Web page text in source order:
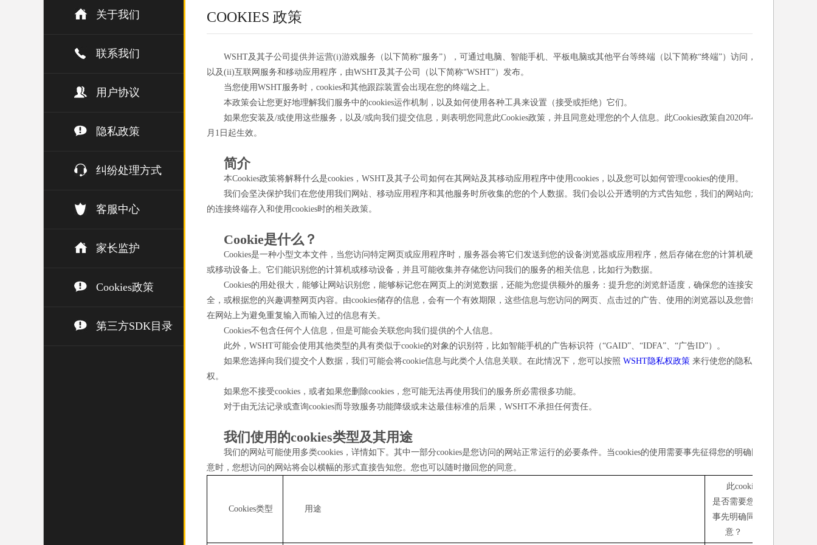
关于我们
联系我们
用户协议
隐私政策
纠纷处理方式
客服中心
家长监护
Cookies政策
第三方SDK目录
COOKIES 政策
WSHT及其子公司提供并运营(i)游戏服务（以下简称“服务”），可通过电脑、智能手机、平板电脑或其他平台等终端（以下简称“终端”）访问，
以及(ii)互联网服务和移动应用程序，由WSHT及其子公司（以下简称“WSHT”）发布。
当您使用WSHT服务时，cookies和其他跟踪装置会出现在您的终端之上。
本政策会让您更好地理解我们服务中的cookies运作机制，以及如何使用各种工具来设置（接受或拒绝）它们。
如果您安装及/或使用这些服务，以及/或向我们提交信息，则表明您同意此Cookies政策，并且同意处理您的个人信息。此Cookies政策自2020年4
月1日起生效。
简介
本Cookies政策将解释什么是cookies，WSHT及其子公司如何在其网站及其移动应用程序中使用cookies，以及您可以如何管理cookies的使用。
我们会坚决保护我们在您使用我们网站、移动应用程序和其他服务时所收集的您的个人数据。我们会以公开透明的方式告知您，我们的网站向您
的连接终端存入和使用cookies时的相关政策。
Cookie是什么？
Cookies是一种小型文本文件，当您访问特定网页或应用程序时，服务器会将它们发送到您的设备浏览器或应用程序，然后存储在您的计算机硬盘
或移动设备上。它们能识别您的计算机或移动设备，并且可能收集并存储您访问我们的服务的相关信息，比如行为数据。
Cookies的用处很大，能够让网站识别您，能够标记您在网页上的浏览数据，还能为您提供额外的服务：提升您的浏览舒适度，确保您的连接安
全，或根据您的兴趣调整网页内容。由cookies储存的信息，会有一个有效期限，这些信息与您访问的网页、点击过的广告、使用的浏览器以及您曾经
在网站上为避免重复输入而输入过的信息有关。
Cookies不包含任何个人信息，但是可能会关联您向我们提供的个人信息。
此外，WSHT可能会使用其他类型的具有类似于cookie的对象的识别符，比如智能手机的广告标识符（“GAID”、“IDFA”、“广告ID”）。
如果您选择向我们提交个人数据，我们可能会将cookie信息与此类个人信息关联。在此情况下，您可以按照 WSHT隐私权政策 来行使您的隐私
权。
如果您不接受cookies，或者如果您删除cookies，您可能无法再使用我们的服务所必需很多功能。
对于由无法记录或查询cookies而导致服务功能降级或未达最佳标准的后果，WSHT不承担任何责任。
我们使用的cookies类型及其用途
我们的网站可能使用多类cookies，详情如下。其中一部分cookies是您访问的网站正常运行的必要条件。当cookies的使用需要事先征得您的明确同
意时，您想访问的网站将会以横幅的形式直接告知您。您也可以随时撤回您的同意。
Cookies类型 用途
此cookie
是否需要您
事先明确同
意？